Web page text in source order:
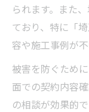
られます。また
ており、特に「
容や施工事例が
被害を防ぐため
面での契約内容
の相談が効果的